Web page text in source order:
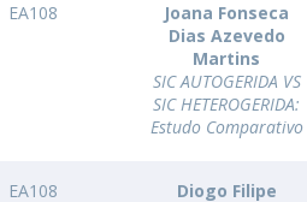
EA108
Joana Fonseca
Dias Azevedo
Martins
SIC AUTOGERIDA VS
SIC HETEROGERIDA:
Estudo Comparativo
EA108
Diogo Filipe